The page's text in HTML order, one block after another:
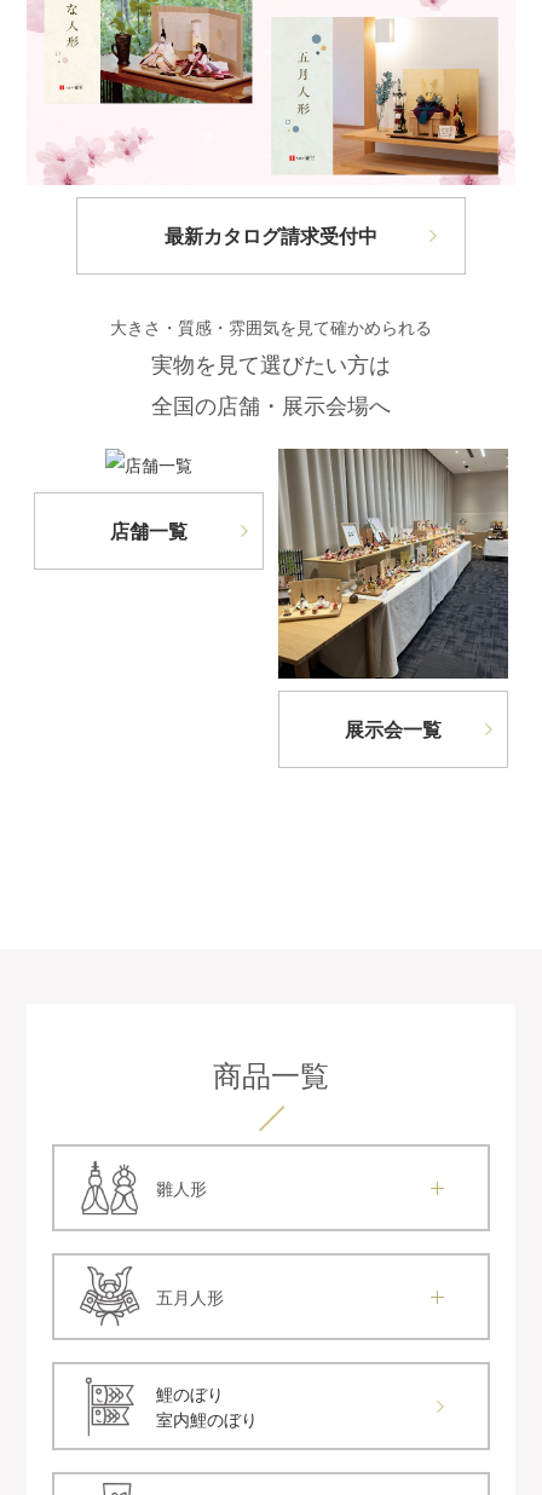
最新カタログ請求受付中
大きさ・質感・雰囲気を見て確かめられる
実物を見て選びたい方は
全国の店舗・展示会場へ
店舗一覧
展示会一覧
商品一覧
雛人形
五月人形
鯉のぼり
室内鯉のぼり